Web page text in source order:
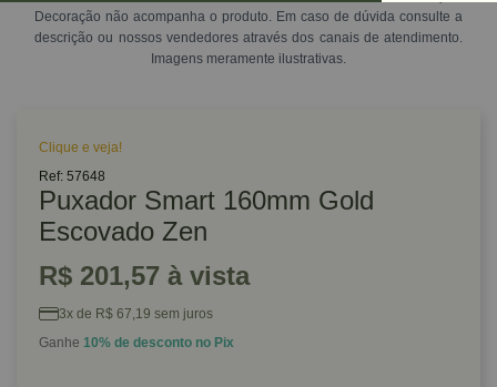
Decoração não acompanha o produto. Em caso de dúvida consulte a
descrição ou nossos vendedores através dos canais de atendimento.
Imagens meramente ilustrativas.
Clique e veja!
Ref: 57648
Puxador Smart 160mm Gold
Escovado Zen
R$ 201,57 à vista
3x de R$ 67,19 sem juros
Ganhe 10% de desconto no Pix